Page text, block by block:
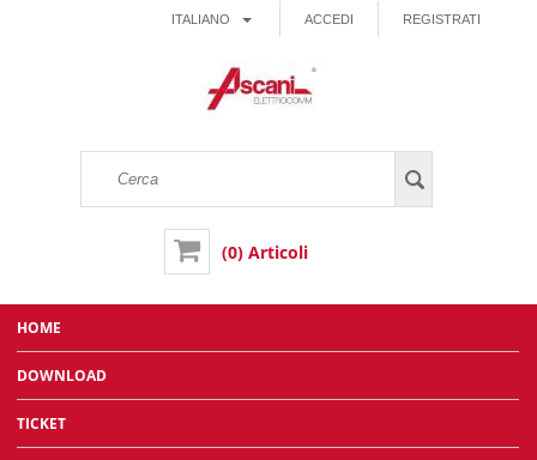
ACCEDI REGISTRATI
ITALIANO
(0) Articoli
HOME
DOWNLOAD
TICKET